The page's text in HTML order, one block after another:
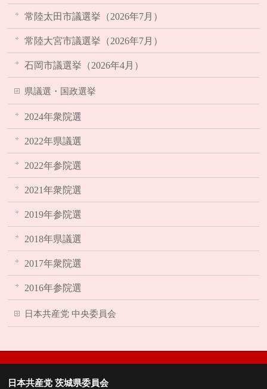
常陸太田市議選挙（2026年7月）
常陸大宮市議選挙（2026年7月）
石岡市議選挙（2026年4月）
県議選・国政選挙
2024年衆院選
2022年県議選
2022年参院選
2021年衆院選
2019年参院選
2018年県議選
2017年衆院選
2016年参院選
日本共産党 中央委員会
日本共産党 茨城県委員会